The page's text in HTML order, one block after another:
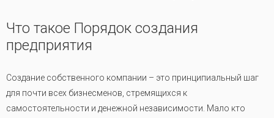
Что такое Порядок создания
предприятия
Создание собственного компании – это принципиальный шаг
для почти всех бизнесменов, стремящихся к
самостоятельности и денежной независимости. Мало кто